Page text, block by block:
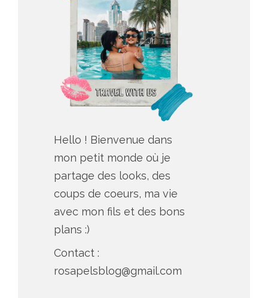
Hello ! Bienvenue dans
mon petit monde où je
partage des looks, des
coups de coeurs, ma vie
avec mon fils et des bons
plans :)
Contact :
rosapelsblog@gmail.com